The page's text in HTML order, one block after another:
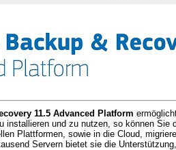
11.5 Advanced Platform
installieren und zu nutzen, so können
Plattformen, sowie in die Cloud,
Servern bietet sie die